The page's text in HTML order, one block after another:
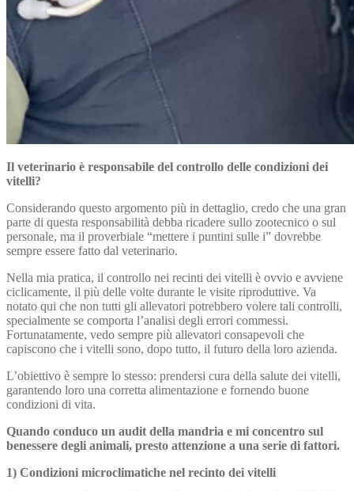
Il veterinario è responsabile del controllo delle condizioni dei
vitelli?
Considerando questo argomento più in dettaglio, credo che una gran
parte di questa responsabilità debba ricadere sullo zootecnico o sul
personale, ma il proverbiale “mettere i puntini sulle i” dovrebbe
sempre essere fatto dal veterinario.
Nella mia pratica, il controllo nei recinti dei vitelli è ovvio e avviene
ciclicamente, il più delle volte durante le visite riproduttive. Va
notato qui che non tutti gli allevatori potrebbero volere tali controlli,
specialmente se comporta l’analisi degli errori commessi.
Fortunatamente, vedo sempre più allevatori consapevoli che
capiscono che i vitelli sono, dopo tutto, il futuro della loro azienda.
L’obiettivo è sempre lo stesso: prendersi cura della salute dei vitelli,
garantendo loro una corretta alimentazione e fornendo buone
condizioni di vita.
Quando conduco un audit della mandria e mi concentro sul
benessere degli animali, presto attenzione a una serie di fattori.
1) Condizioni microclimatiche nel recinto dei vitelli